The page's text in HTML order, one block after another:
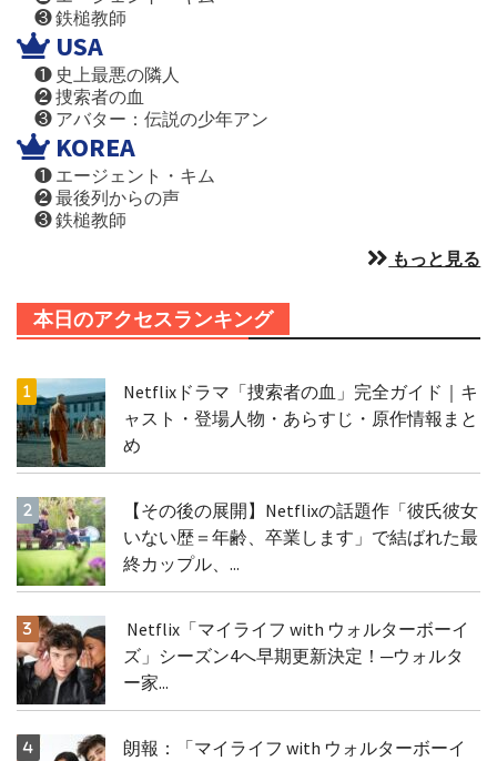
❸ 鉄槌教師
USA
❶ 史上最悪の隣人
❷ 捜索者の血
❸ アバター：伝説の少年アン
KOREA
❶ エージェント・キム
❷ 最後列からの声
❸ 鉄槌教師
もっと見る
本日のアクセスランキング
Netflixドラマ「捜索者の血」完全ガイド｜キ
ャスト・登場人物・あらすじ・原作情報まと
め
【その後の展開】Netflixの話題作「彼氏彼女
いない歴＝年齢、卒業します」で結ばれた最
終カップル、...
Netflix「マイライフ with ウォルターボーイ
ズ」シーズン4へ早期更新決定！─ウォルタ
ー家...
朗報：「マイライフ with ウォルターボーイ